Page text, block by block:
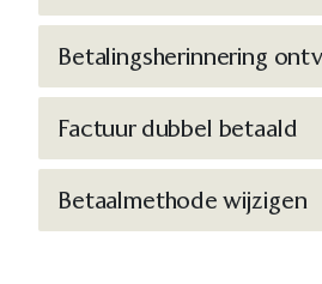
Betalingsherinnering
Factuur dubbel betaald
Betaalmethode wijzigen